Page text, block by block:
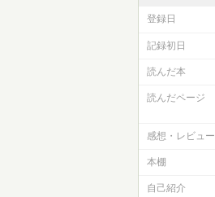
登録日
記録初日
読んだ本
読んだページ
感想・レビュー
本棚
自己紹介